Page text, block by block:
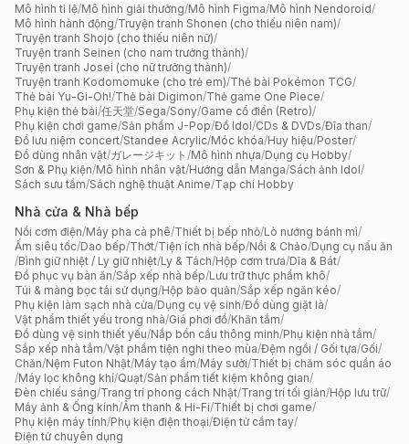
Mô hình tỉ lệ/Mô hình giải thưởng/Mô hình Figma/Mô hình Nendoroid/
Mô hình hành động/Truyện tranh Shonen (cho thiếu niên nam)/
Truyện tranh Shojo (cho thiếu niên nữ)/
Truyện tranh Seinen (cho nam trưởng thành)/
Truyện tranh Josei (cho nữ trưởng thành)/
Truyện tranh Kodomomuke (cho trẻ em)/Thẻ bài Pokémon TCG/
Thẻ bài Yu-Gi-Oh!/Thẻ bài Digimon/Thẻ game One Piece/
Phụ kiện thẻ bài/任天堂/Sega/Sony/Game cổ điển (Retro)/
Phụ kiện chơi game/Sản phẩm J-Pop/Đồ Idol/CDs & DVDs/Đĩa than/
Đồ lưu niệm concert/Standee Acrylic/Móc khóa/Huy hiệu/Poster/
Đồ dùng nhân vật/ガレージキット /Mô hình nhựa/Dụng cụ Hobby/
Sơn & Phụ kiện/Mô hình nhân vật/Hướng dẫn Manga/Sách ảnh Idol/
Sách sưu tầm/Sách nghệ thuật Anime/Tạp chí Hobby
Nhà cửa & Nhà bếp
Nồi cơm điện/Máy pha cà phê/Thiết bị bếp nhỏ/Lò nướng bánh mì/
Ấm siêu tốc/Dao bếp/Thớt/Tiện ích nhà bếp/Nồi & Chảo/Dụng cụ nấu ăn
/Bình giữ nhiệt / Ly giữ nhiệt/Ly & Tách/Hộp cơm trưa/Dĩa & Bát/
Đồ phục vụ bàn ăn/Sắp xếp nhà bếp/Lưu trữ thực phẩm khô/
Túi & màng bọc tái sử dụng/Hộp bảo quản/Sắp xếp ngăn kéo/
Phụ kiện làm sạch nhà cửa/Dụng cụ vệ sinh/Đồ dùng giặt là/
Vật phẩm thiết yếu trong nhà/Giá phơi đồ/Khăn tắm/
Đồ dùng vệ sinh thiết yếu/Nắp bồn cầu thông minh/Phụ kiện nhà tắm/
Sắp xếp nhà tắm/Vật phẩm tiện nghi theo mùa/Đệm ngồi / Gối tựa/Gối/
Chăn/Nệm Futon Nhật/Máy tạo ẩm/Máy sưởi/Thiết bị chăm sóc quần áo
/Máy lọc không khí/Quạt/Sản phẩm tiết kiệm không gian/
Đèn chiếu sáng/Trang trí phong cách Nhật/Trang trí tối giản/Hộp lưu trữ/
Máy ảnh & Ống kính/Âm thanh & Hi-Fi/Thiết bị chơi game/
Phụ kiện máy tính/Phụ kiện điện thoại/Điện tử cầm tay/
Điện tử chuyên dụng